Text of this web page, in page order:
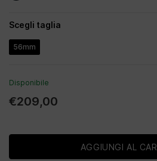
Scegli taglia
56mm
Disponibile
€209,00